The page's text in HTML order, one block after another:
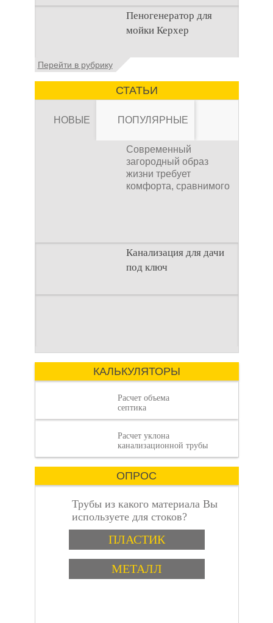
Общие сведения о
мойках высокого
давления Мойка
это моечное
Пеногенератор для
мойки Керхер
Общие сведения
мойки керхер – это
устройство высокого
Перейти в рубрику
СТАТЬИ
НОВЫЕ ПОПУЛЯРНЫЕ
Современный
загородный образ
жизни требует
комфорта, сравнимого
Канализация для дачи
под ключ
Современный
отсутствие
где каждая деталь
имеет значение.
КАЛЬКУЛЯТОРЫ
Расчет объема
септика
Расчет уклона
канализационной трубы
ОПРОС
Трубы из какого материала Вы
используете для стоков?
ВариантыПЛАСТИК
МЕТАЛЛ